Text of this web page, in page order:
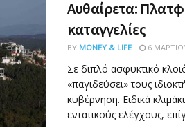
Αυθαίρετα:
καταγγελίες
BY MONEY & LIFE 6
Σε διπλό ασφυκτικό
«παγιδεύσει» τους
κυβέρνηση. Ειδικά
εντατικούς ελέγχους,